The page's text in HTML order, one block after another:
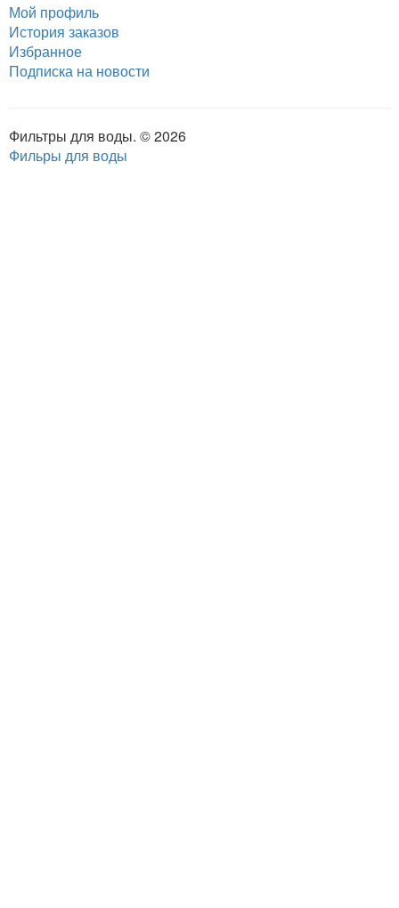
Мой профиль
История заказов
Избранное
Подписка на новости
Фильтры для воды. © 2026
Фильры для воды